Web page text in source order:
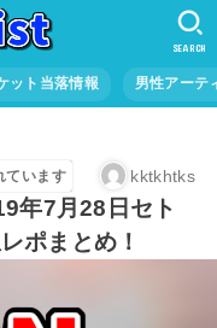
ット当落情報 男性アーテ
SEARCH
ています kktkhtks
年7月28日セト
ポまとめ！